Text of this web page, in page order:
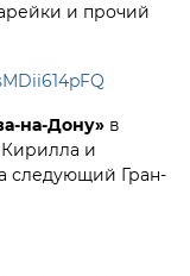
и прочий
на-Дону» в
и
следующий Гран-